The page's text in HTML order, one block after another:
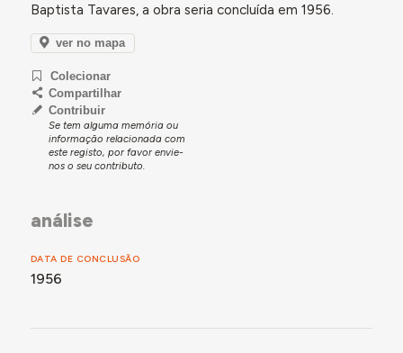
Baptista Tavares, a obra seria concluída em 1956.
ver no mapa
Colecionar
Compartilhar
Contribuir
Se tem alguma memória ou
informação relacionada com
este registo, por favor envie-
nos o seu contributo.
análise
DATA DE CONCLUSÃO
1956